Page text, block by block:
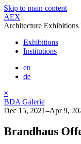
Skip to main content
AEX
Architecture Exhibitions
Exhibitions
Institutions
en
de
×
BDA Galerie
Dec 15, 2021–Apr 9,
Brandhaus